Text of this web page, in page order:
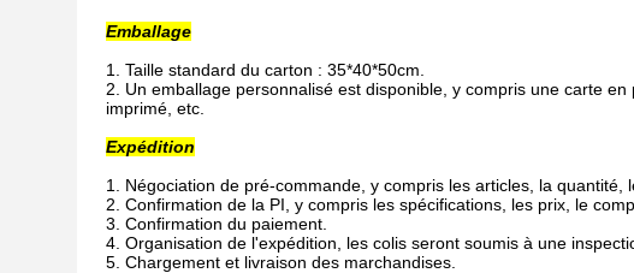
Emballage
1. Taille standard du carton : 35*40*50cm.
2. Un emballage personnalisé est disponible, y compris une carte
imprimé, etc.
Expédition
1. Négociation de pré-commande, y compris les articles, la quantité,
2. Confirmation de la PI, y compris les spécifications, les prix, le
3. Confirmation du paiement.
4. Organisation de l'expédition, les colis seront soumis à une
5. Chargement et livraison des marchandises.